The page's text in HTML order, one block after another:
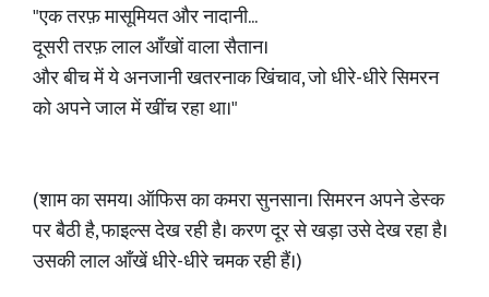
"एक तरफ़ मासूमियत और नादानी...
दूसरी तरफ़ लाल आँखों वाला सैतान।
और बीच में ये अनजानी खतरनाक खिंचाव, जो धीरे-धीरे सिमरन
को अपने जाल में खींच रहा था।"
(शाम का समय। ऑफिस का कमरा सुनसान। सिमरन अपने डेस्क
पर बैठी है, फाइल्स देख रही है। करण दूर से खड़ा उसे देख रहा है।
उसकी लाल आँखें धीरे-धीरे चमक रही हैं।)